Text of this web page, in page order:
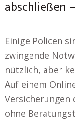
abschließen
Einige Policen
zwingende
nützlich, aber
Auf einem
Versicherungen
ohne